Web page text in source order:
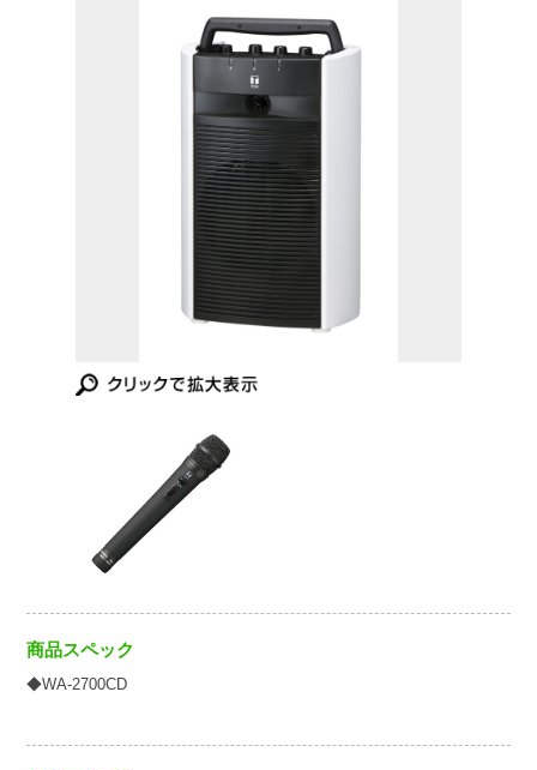
商品スペック
◆WA-2700CD